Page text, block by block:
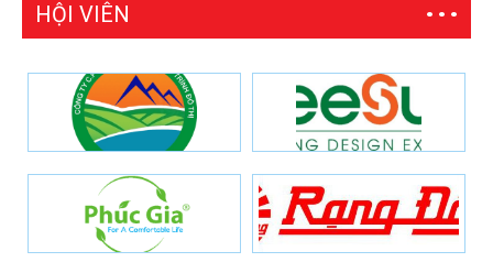
HỘI VIÊN